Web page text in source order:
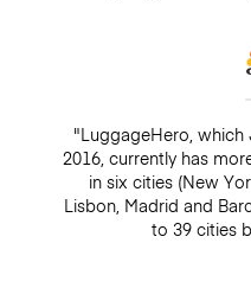
"LuggageHero, which
2016, currently has
in six cities (New
Lisbon, Madrid and
to 39 cities